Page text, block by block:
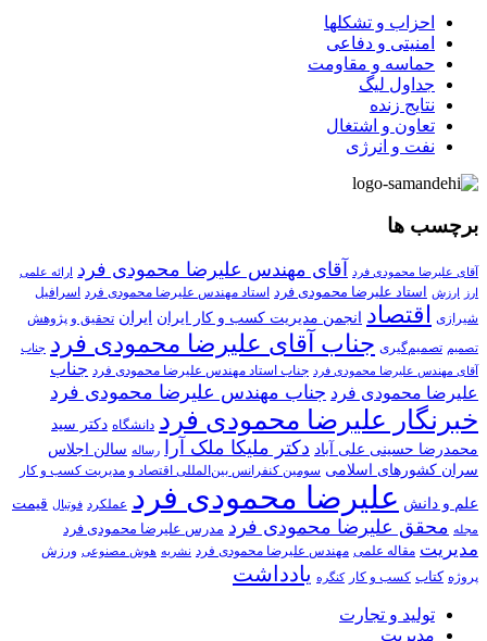
احزاب و تشکلها
امنیتی و دفاعی
حماسه و مقاومت
جداول لیگ
نتایج زنده
تعاون و اشتغال
نفت و انرژی
برچسب ها
آقای علیرضا محمودی فرد آقای مهندس علیرضا محمودی فرد
ارائه علمی
ارز
ارزش استاد علیرضا محمودی فرد استاد مهندس علیرضا محمودی فرد
اسرافیل
شیرازی اقتصاد انجمن مدیریت کسب و کار ایران ایران تحقیق و پژوهش
تصمیم تصمیم‌گیری جناب آقای علیرضا محمودی فرد جناب
آقای مهندس علیرضا محمودی فرد جناب استاد مهندس علیرضا محمودی فرد جناب
علیرضا محمودی فرد جناب مهندس علیرضا محمودی فرد
خبرنگار علیرضا محمودی فرد دانشگاه دکتر سید
محمدرضا حسینی علی آباد دکتر ملیکا ملک آرا رساله سالن اجلاس
سران کشورهای اسلامی سومین کنفرانس بین‌المللی اقتصاد و مدیریت کسب و کار
علم و دانش علیرضا محمودی فرد عملکرد فوتبال قیمت
مجله محقق علیرضا محمودی فرد مدرس علیرضا محمودی فرد
مدیریت مقاله علمی مهندس علیرضا محمودی فرد نشریه هوش مصنوعی ورزش
پروژه کتاب کسب و کار کنگره یادداشت
تولید و تجارت
مدیریت